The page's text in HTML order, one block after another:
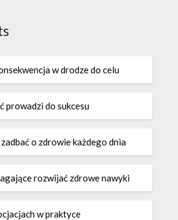
w drodze do celu
prowadzi do sukcesu
zadbać o zdrowie każdego dnia
rozwijać zdrowe nawyki
w praktyce